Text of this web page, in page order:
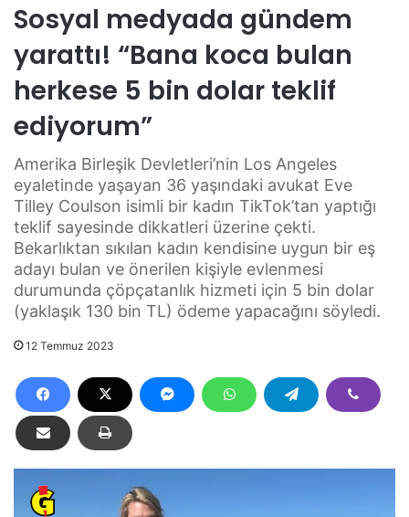
Sosyal medyada gündem
yarattı! “Bana koca bulan
herkese 5 bin dolar teklif
ediyorum”
Amerika Birleşik Devletleri’nin Los Angeles
eyaletinde yaşayan 36 yaşındaki avukat Eve
Tilley Coulson isimli bir kadın TikTok’tan yaptığı
teklif sayesinde dikkatleri üzerine çekti.
Bekarlıktan sıkılan kadın kendisine uygun bir eş
adayı bulan ve önerilen kişiyle evlenmesi
durumunda çöpçatanlık hizmeti için 5 bin dolar
(yaklaşık 130 bin TL) ödeme yapacağını söyledi.
12 Temmuz 2023